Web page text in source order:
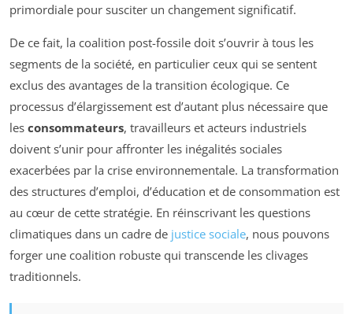
primordiale pour susciter un changement significatif.
De ce fait, la coalition post-fossile doit s’ouvrir à tous les
segments de la société, en particulier ceux qui se sentent
exclus des avantages de la transition écologique. Ce
processus d’élargissement est d’autant plus nécessaire que
les consommateurs, travailleurs et acteurs industriels
doivent s’unir pour affronter les inégalités sociales
exacerbées par la crise environnementale. La transformation
des structures d’emploi, d’éducation et de consommation est
au cœur de cette stratégie. En réinscrivant les questions
climatiques dans un cadre de justice sociale, nous pouvons
forger une coalition robuste qui transcende les clivages
traditionnels.